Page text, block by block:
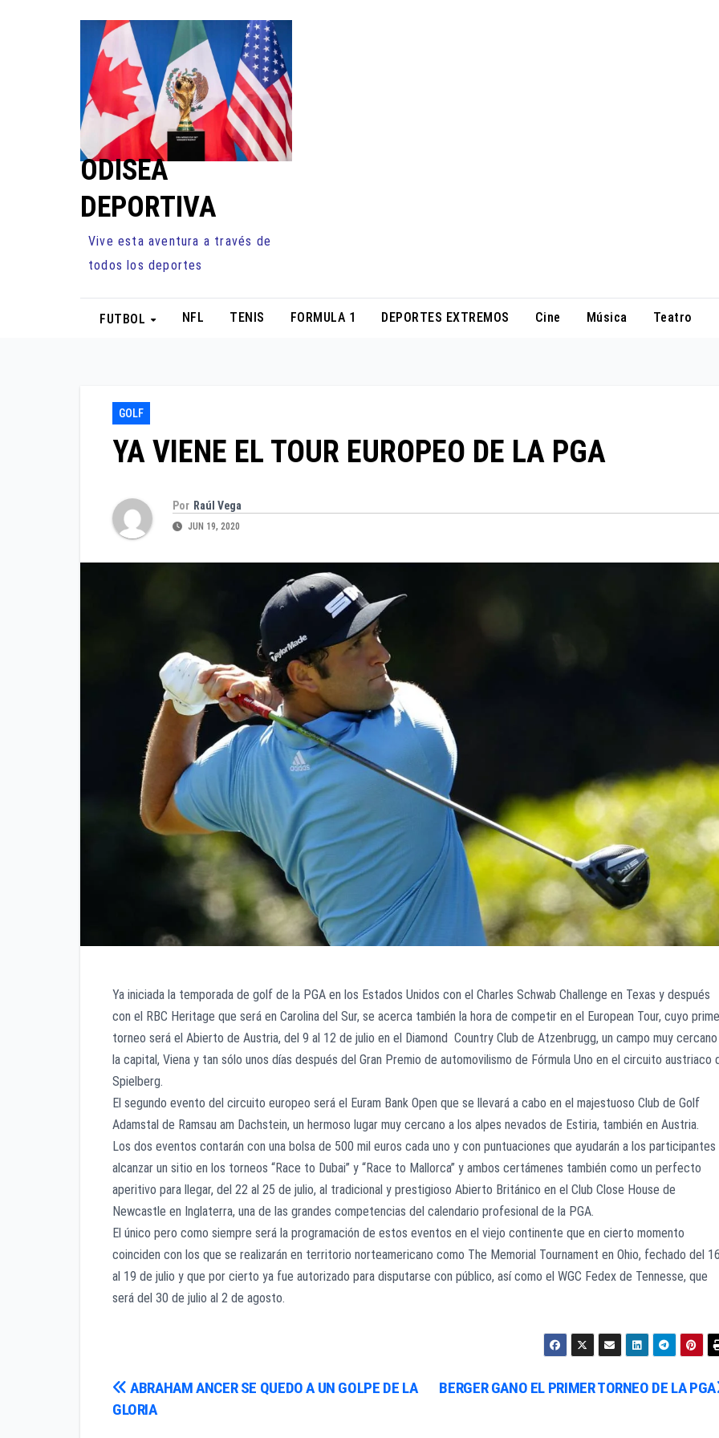
ODISEA
DEPORTIVA
Vive esta aventura a través de
todos los deportes
FUTBOL NFL TENIS FORMULA 1 DEPORTES EXTREMOS Cine Música Teatro
GOLF
YA VIENE EL TOUR EUROPEO DE LA PGA
Por Raúl Vega
JUN 19, 2020
Ya iniciada la temporada de golf de la PGA en los Estados Unidos con el Charles Schwab Challenge en Texas y después
con el RBC Heritage que será en Carolina del Sur, se acerca también la hora de competir en el European Tour, cuyo
torneo será el Abierto de Austria, del 9 al 12 de julio en el Diamond Country Club de Atzenbrugg, un campo muy
la capital, Viena y tan sólo unos días después del Gran Premio de automovilismo de Fórmula Uno en el circuito austriaco
Spielberg.
El segundo evento del circuito europeo será el Euram Bank Open que se llevará a cabo en el majestuoso Club de Golf
Adamstal de Ramsau am Dachstein, un hermoso lugar muy cercano a los alpes nevados de Estiria, también en Austria.
Los dos eventos contarán con una bolsa de 500 mil euros cada uno y con puntuaciones que ayudarán a los participantes
alcanzar un sitio en los torneos “Race to Dubai” y “Race to Mallorca” y ambos certámenes también como un perfecto
aperitivo para llegar, del 22 al 25 de julio, al tradicional y prestigioso Abierto Británico en el Club Close House de
Newcastle en Inglaterra, una de las grandes competencias del calendario profesional de la PGA.
El único pero como siempre será la programación de estos eventos en el viejo continente que en cierto momento
coinciden con los que se realizarán en territorio norteamericano como The Memorial Tournament en Ohio, fechado del
al 19 de julio y que por cierto ya fue autorizado para disputarse con público, así como el WGC Fedex de Tennesse, que
será del 30 de julio al 2 de agosto.
Navegación
BERGER GANO EL PRIMER TORNEO DE LA PGA
ABRAHAM ANCER SE QUEDO A UN GOLPE DE LA
GLORIA